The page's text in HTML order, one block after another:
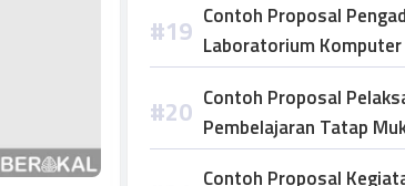
Contoh Proposal
Laboratorium Komputer
Contoh Proposal
Pembelajaran Tatap
Contoh Proposal